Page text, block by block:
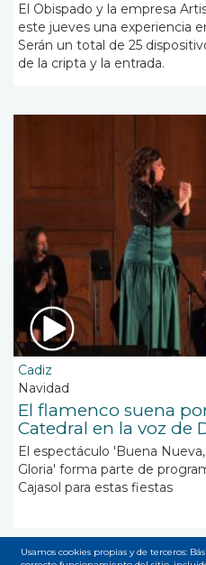
El Obispado y la empresa
este jueves una experiencia
Serán un total de 25
de la cripta y la entrada.
Cadiz
Navidad
El flamenco suena
Catedral en la voz de
El espectáculo 'Buena
Gloria' forma parte de
Cajasol para estas fiestas
Usamos cookies propias y de terceros: